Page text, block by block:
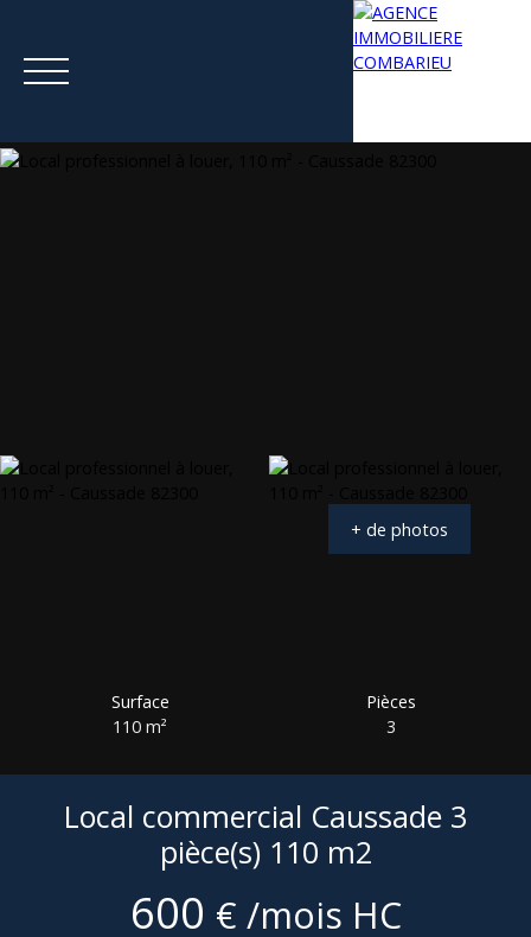
+ de photos
Surface
110m²
Pièces
3
Local commercial Caussade 3
pièce(s) 110 m2
600 € /mois HC